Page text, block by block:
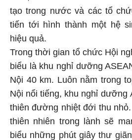
tạo trong nước và các tổ
tiến tới hình thành một hệ
hiệu quả.
Trong thời gian tổ chức Hội
biểu là khu nghỉ dưỡng
Nội 40 km. Luôn nằm trong
Nội nổi tiếng, khu nghỉ
thiên đường nhiệt đới thu
thiên nhiên trong lành sẽ
biểu những phút giây thư